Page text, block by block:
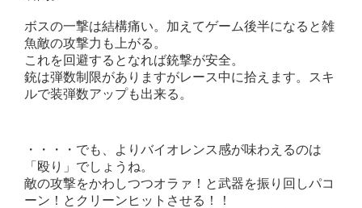
ボスの一撃は結構痛い。加えてゲーム後半になると雑
魚敵の攻撃力も上がる。
これを回避するとなれば銃撃が安全。
銃は弾数制限がありますがレース中に拾えます。スキ
ルで装弾数アップも出来る。
・・・・でも、よりバイオレンス感が味わえるのは
「殴り」でしょうね。
敵の攻撃をかわしつつオラァ！と武器を振り回しパコ
ーン！とクリーンヒットさせる！！